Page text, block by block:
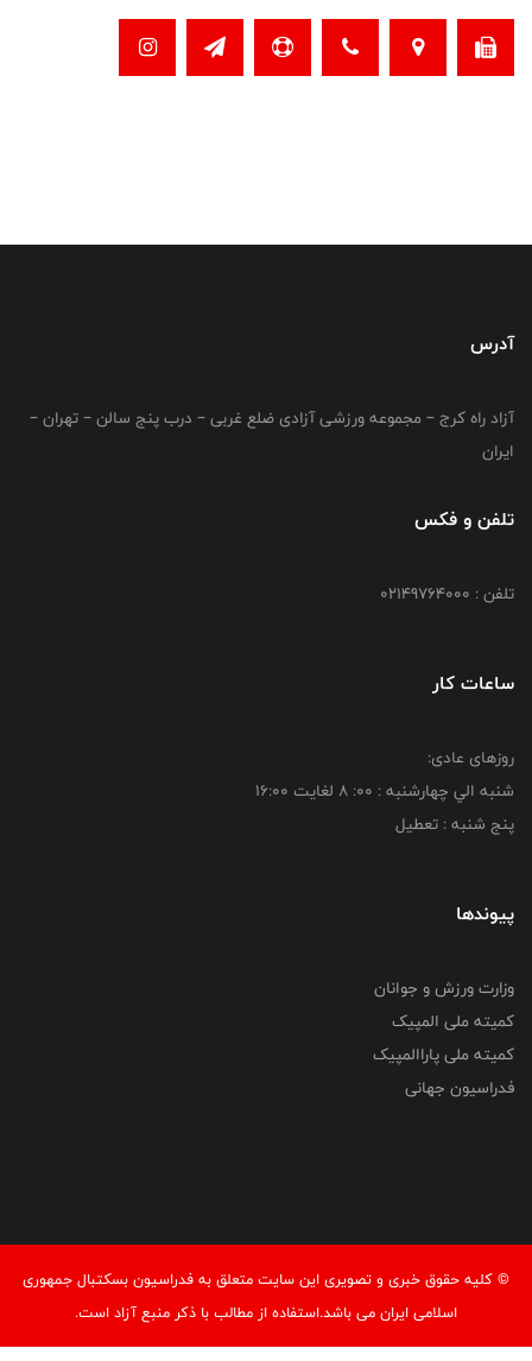
آدرس
آزاد راه کرج – مجموعه ورزشی آزادی ضلع غربی – درب پنج سالن – تهران –
ایران
تلفن و فکس
تلفن : 02149764000
ساعات کار
روزهای عادی:
شنبه الي چهارشنبه : 00: 8 لغايت 16:00
پنج شنبه : تعطیل
پیوندها
وزارت ورزش و جوانان
کمیته ملی المپیک
کمیته ملی پاراالمپیک
فدراسیون جهانی
© کليه حقوق خبری و تصويری اين سايت متعلق به فدراسیون بسکتبال جمهوری
اسلامی ایران می باشد.استفاده از مطالب با ذكر منبع آزاد است.